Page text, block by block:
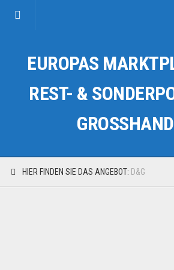
Kategorien
Auto & Motorrad
Fahrzeuge & Transport
EUROPAS
REST- &
HIER FINDEN SIE DAS ANGEBOT: D&G